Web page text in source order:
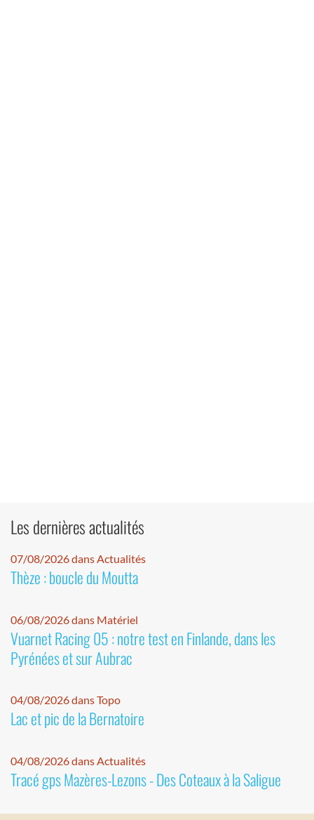
Les dernières actualités
07/08/2026 dans Actualités
Thèze : boucle du Moutta
06/08/2026 dans Matériel
Vuarnet Racing 05 : notre test en Finlande, dans les
Pyrénées et sur Aubrac
04/08/2026 dans Topo
Lac et pic de la Bernatoire
04/08/2026 dans Actualités
Tracé gps Mazères-Lezons - Des Coteaux à la Saligue